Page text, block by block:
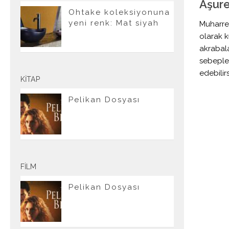
olarak
Ohtake koleksiyonuna
yeni renk: Mat siyah
KITAP
Pelikan Dosyası
FILM
Pelikan Dosyası